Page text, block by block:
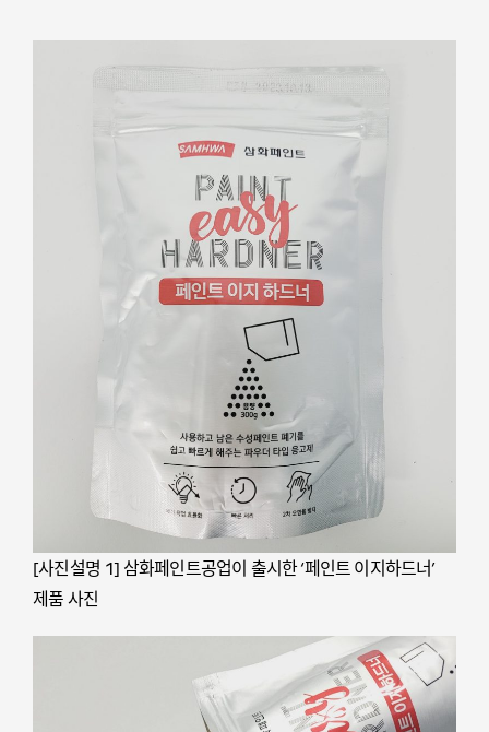
[사진설명 1] 삼화페인트공업이 출시한 ‘페인트 이지하드너’
제품 사진